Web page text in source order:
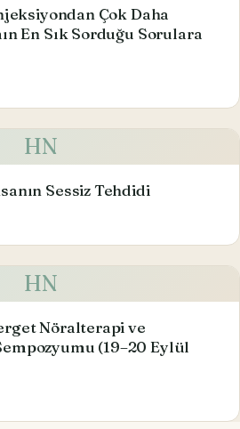
Çok Daha
En Sık Sorduğu Sorulara
HN
Sessiz Tehdidi
HN
Nöralterapi ve
(19–20 Eylül